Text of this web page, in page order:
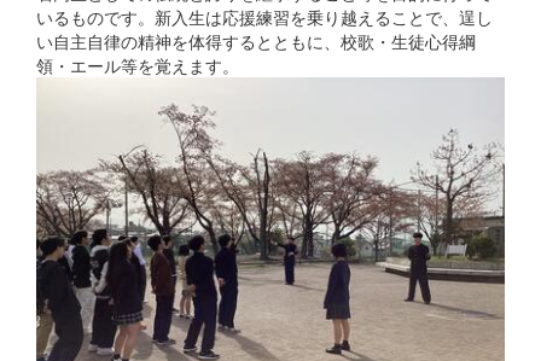
いるものです。新入生は応援練習を乗り越えることで、逞し
い自主自律の精神を体得するとともに、校歌・生徒心得綱
領・エール等を覚えます。